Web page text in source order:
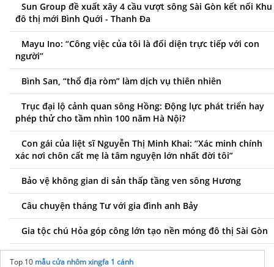
Sun Group đề xuất xây 4 cầu vượt sông Sài Gòn kết nối Khu
đô thị mới Bình Quới - Thanh Đa
Mayu Ino: “Công việc của tôi là đối diện trực tiếp với con
người”
Bình San, “thổ địa ròm” làm dịch vụ thiên nhiên
Trục đại lộ cảnh quan sông Hồng: Động lực phát triển hay
phép thử cho tầm nhìn 100 năm Hà Nội?
Con gái của liệt sĩ Nguyễn Thị Minh Khai: “Xác minh chính
xác nơi chôn cất mẹ là tâm nguyện lớn nhất đời tôi”
Bảo vệ không gian di sản thấp tầng ven sông Hương
Câu chuyện tháng Tư với gia đình anh Bảy
Gia tộc chú Hỏa góp công lớn tạo nền móng đô thị Sài Gòn
Top 10 mẫu cửa nhôm xingfa 1 cánh